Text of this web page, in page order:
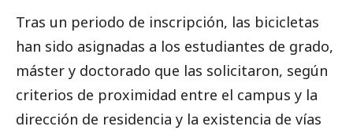
Tras un periodo de inscripción, las bicicletas
han sido asignadas a los estudiantes de grado,
máster y doctorado que las solicitaron, según
criterios de proximidad entre el campus y la
dirección de residencia y la existencia de vías